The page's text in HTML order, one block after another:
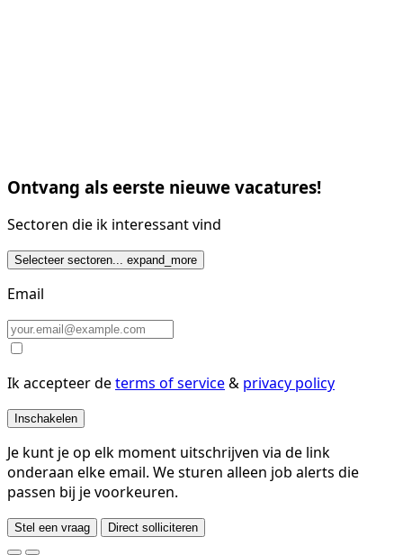
Ontvang als eerste nieuwe vacatures!
Sectoren die ik interessant vind
Selecteer sectoren... expand_more
Email
Ik accepteer determs of service& privacy policy
Inschakelen
Je kunt je op elk moment uitschrijven via de link
onderaan elke email. We sturen alleen job alerts die
passen bij je voorkeuren.
Stel een vraag Direct solliciteren